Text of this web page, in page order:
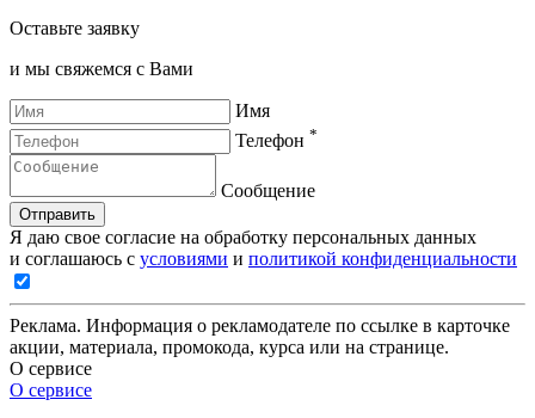
Оставьте заявку
и мы свяжемся с Вами
Имя
Телефон *
Сообщение
Отправить
Я даю свое согласие на обработку персональных данных
и соглашаюсь с условиями и политикой конфиденциальности
Реклама. Информация о рекламодателе по ссылке в карточке
акции, материала, промокода, курса или на странице.
О сервисе
О сервисе